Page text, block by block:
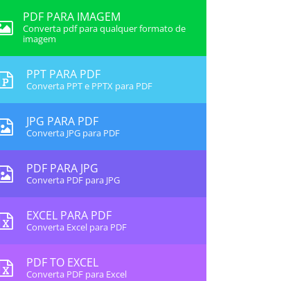
PDF PARA IMAGEM
Converta pdf para qualquer formato de
imagem
PPT PARA PDF
Converta PPT e PPTX para PDF
JPG PARA PDF
Converta JPG para PDF
PDF PARA JPG
Converta PDF para JPG
EXCEL PARA PDF
Converta Excel para PDF
PDF TO EXCEL
Converta PDF para Excel